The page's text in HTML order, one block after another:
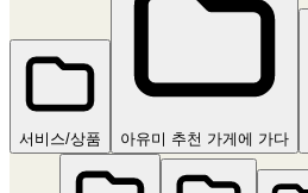
서비스/상품 아유미 추천 가게에 가다